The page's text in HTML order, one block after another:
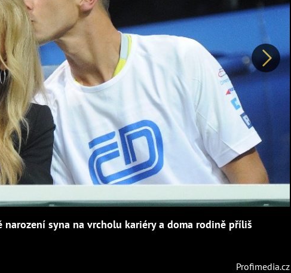
Další
narození syna na vrcholu kariéry a doma rodině příliš
Profimedia.cz